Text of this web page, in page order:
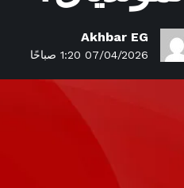
Akhbar EG
07/04/2026 1:20 صباحًا